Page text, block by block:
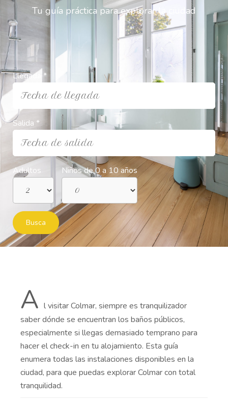
Tu guía práctica para explorar la ciudad
Llegada *
Fecha de llegada
Salida *
Fecha de salida
Adultos Niños de 0 a 10 años
Busca
A l visitar Colmar, siempre es tranquilizador
saber dónde se encuentran los baños públicos,
especialmente si llegas demasiado temprano para
hacer el check-in en tu alojamiento. Esta guía
enumera todas las instalaciones disponibles en la
ciudad, para que puedas explorar Colmar con total
tranquilidad.